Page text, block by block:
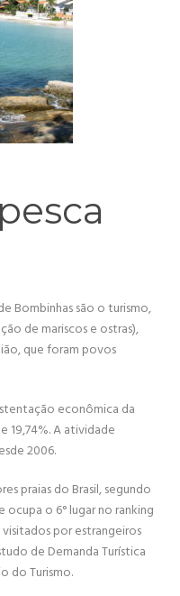
Bombinhas são o turismo,
de mariscos e ostras),
que foram povos
econômica da
19,74%. A atividade
2006.
praias do Brasil, segundo
ocupa o 6° lugar no ranking
por estrangeiros
de Demanda Turística
do Turismo.